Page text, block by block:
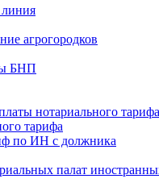
агрогородков
БНП
нотариального тарифа
тарифа
по ИН с должника
палат